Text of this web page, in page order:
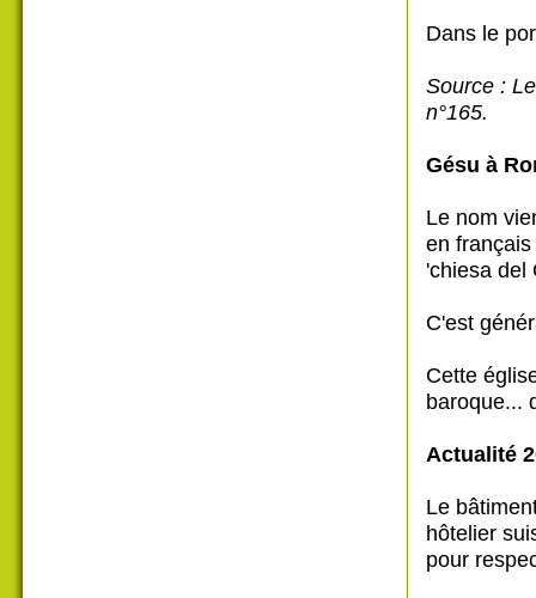
Dans le
Source :
n°165.
Gésu à
Le nom
en
'chiesa del
C'est
Cette
baroque...
Actualité
Le
hôtelier
pour